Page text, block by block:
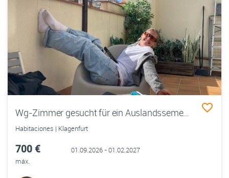
Wg-Zimmer gesucht für ein Auslandssemester in Klagenfurt ab Semptember
Habitaciones | Klagenfurt
700 €
máx.
01.09.2026 - 01.02.2027